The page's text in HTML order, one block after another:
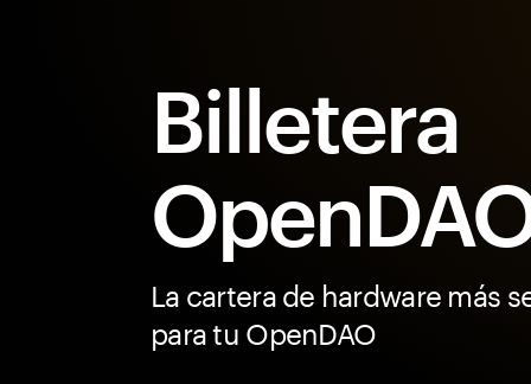
Billetera
La cartera de hardware más
para tu OpenDAO